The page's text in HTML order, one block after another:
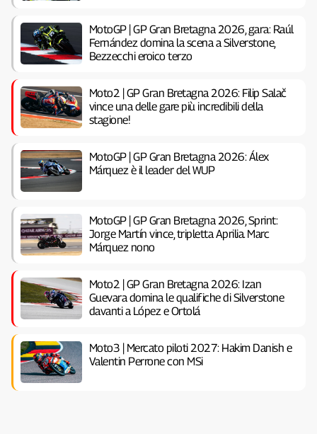
MotoGP | GP Gran Bretagna 2026, gara: Raúl
Fernández domina la scena a Silverstone,
Bezzecchi eroico terzo
Moto2 | GP Gran Bretagna 2026: Filip Salač
vince una delle gare più incredibili della
stagione!
MotoGP | GP Gran Bretagna 2026: Álex
Márquez è il leader del WUP
MotoGP | GP Gran Bretagna 2026, Sprint:
Jorge Martín vince, tripletta Aprilia. Marc
Márquez nono
Moto2 | GP Gran Bretagna 2026: Izan
Guevara domina le qualifiche di Silverstone
davanti a López e Ortolá
Moto3 | Mercato piloti 2027: Hakim Danish e
Valentin Perrone con MSi